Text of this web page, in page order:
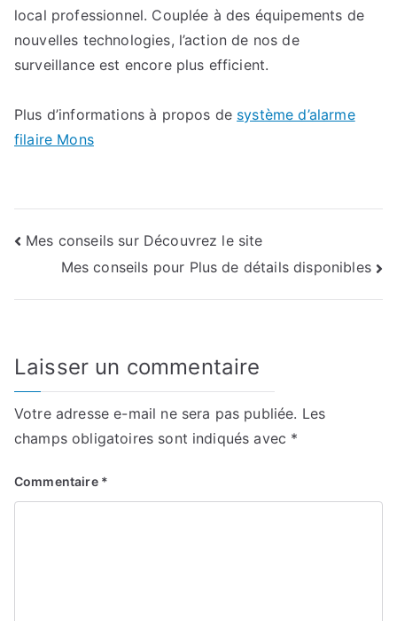
local professionnel. Couplée à des équipements de
nouvelles technologies, l’action de nos de
surveillance est encore plus efficient.
Plus d’informations à propos de système d’alarme
filaire Mons
Navigation
Mes conseils sur Découvrez le site
Mes conseils pour Plus de détails disponibles
Laisser un commentaire
Votre adresse e-mail ne sera pas publiée. Les
champs obligatoires sont indiqués avec *
Commentaire *